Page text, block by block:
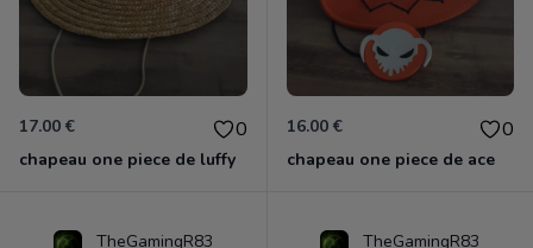
17.00 € 0
chapeau one piece de luffy
16.00 € 0
chapeau one piece de ace
TheGamingR83 TheGamingR83